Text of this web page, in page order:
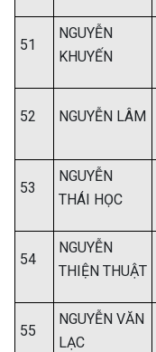
51
NGUYỄN
KHUYẾN
52 NGUYỄN LÂM
53
NGUYỄN
THÁI HỌC
54
NGUYỄN
THIỆN THUẬT
55
NGUYỄN VĂN
LẠC